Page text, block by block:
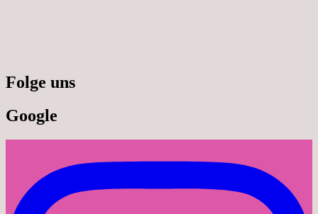
Folge uns
Google